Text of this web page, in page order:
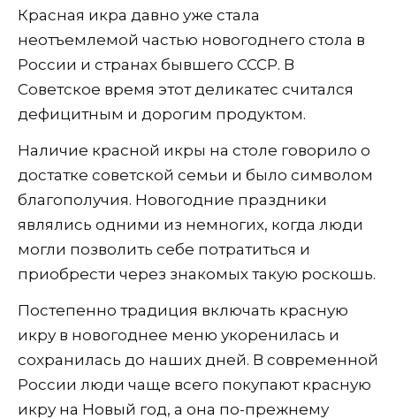
Красная икра давно уже стала
неотъемлемой частью новогоднего стола в
России и странах бывшего СССР. В
Советское время этот деликатес считался
дефицитным и дорогим продуктом.
Наличие красной икры на столе говорило о
достатке советской семьи и было символом
благополучия. Новогодние праздники
являлись одними из немногих, когда люди
могли позволить себе потратиться и
приобрести через знакомых такую роскошь.
Постепенно традиция включать красную
икру в новогоднее меню укоренилась и
сохранилась до наших дней. В современной
России люди чаще всего покупают красную
икру на Новый год, а она по-прежнему